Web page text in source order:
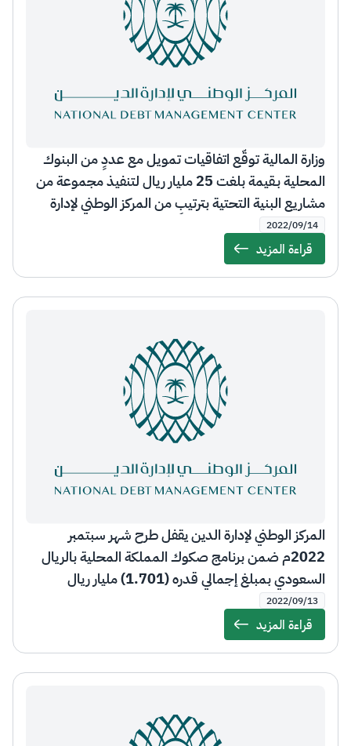
وزارة المالية توقّع اتفاقيات تمويل مع عددٍ من البنوك
المحلية بـقيمة بلغت 25 مليار ريال لتنفيذ مجموعة من
مشاريع البنية التحتية بترتيبٍ من المركز الوطني لإدارة
الدين
2022/09/14
قراءة المزيد
Details
المركز الوطني لإدارة الدين يقفل طرح شهر سبتمبر
2022م ضمن برنامج صكوك المملكة المحلية بالريال
السعودي بمبلغ إجمالي قدره (1.701) مليار ريال
سعودي
2022/09/13
قراءة المزيد
Details